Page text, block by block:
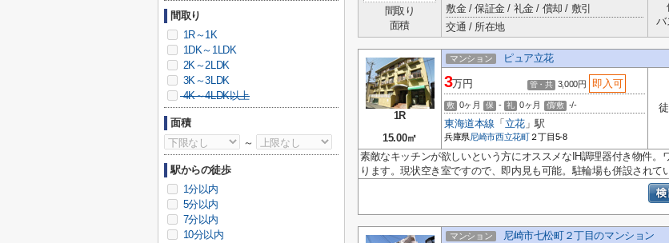
間取り
面積
敷金 / 保証金 / 礼金 / 償却 / 敷引
交通 / 所在地
バ
1R
15.00㎡
マンション ピュア立花
3万円 管・共 3,000円 即入可
敷 0ヶ月 保 - 礼 0ヶ月 償/敷 -/-
東海道本線 「 立花」駅
兵庫県尼崎市西立花町 ２丁目5-8
素敵なキッチンが欲しいという方にオススメなIH調理器付き物件
ります。現状空き室ですので、即内見も可能。駐輪場も併設されて
マンション 尼崎市七松町２丁目のマンション
間取り
1R～1K
1DK～1LDK
2K～2LDK
3K～3LDK
4K～4LDK以上
面積
～
駅からの徒歩
1分以内
5分以内
7分以内
10分以内